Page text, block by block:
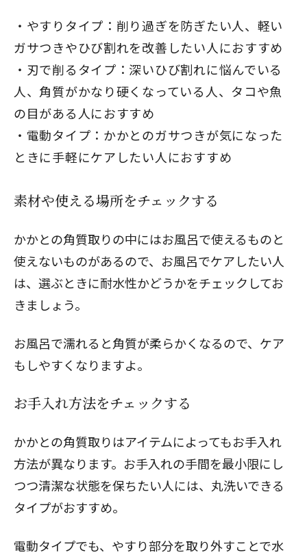
やすりタイプ：削り過ぎを防ぎたい人、軽い
ガサつきやひび割れを改善したい人におすすめ
刃で削るタイプ：深いひび割れに悩んでいる
人、角質がかなり硬くなっている人、タコや魚
の目がある人におすすめ
電動タイプ：かかとのガサつきが気になった
ときに手軽にケアしたい人におすすめ
素材や使える場所をチェックする
かかとの角質取りの中にはお風呂で使えるものと
使えないものがあるので、お風呂でケアしたい人
は、選ぶときに耐水性かどうかをチェックしてお
きましょう。
お風呂で濡れると角質が柔らかくなるので、ケア
もしやすくなりますよ。
お手入れ方法をチェックする
かかとの角質取りはアイテムによってもお手入れ
方法が異なります。お手入れの手間を最小限にし
つつ清潔な状態を保ちたい人には、丸洗いできる
タイプがおすすめ。
電動タイプでも、やすり部分を取り外すことで水